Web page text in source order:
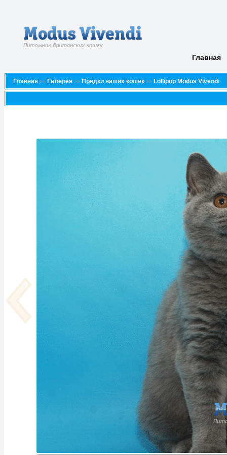
Главная
Главная >> Галерея >> Предки наших кошек >> Lollipop Modus Vivendi